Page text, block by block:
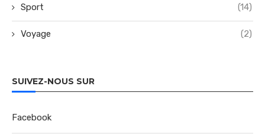
Sport (14)
Voyage (2)
SUIVEZ-NOUS SUR
Facebook